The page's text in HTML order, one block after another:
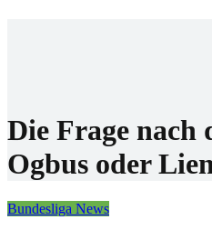
Die Frage nach
Ogbus oder
Bundesliga News